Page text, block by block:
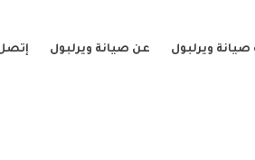
صيانة ويرلبول عن صيانة ويرلبول إتصل